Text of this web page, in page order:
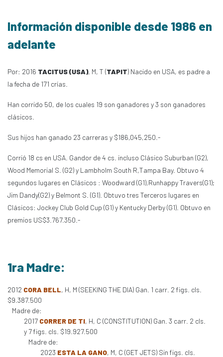
Información disponible desde 1986 en
adelante
Por: 2016 TACITUS (USA), M, T (TAPIT) Nacido en USA, es padre a
la fecha de 171 crías.
Han corrido 50, de los cuales 19 son ganadores y 3 son ganadores
clásicos.
Sus hijos han ganado 23 carreras y $186,045,250.-
Corrió 18 cs en USA. Gandor de 4 cs. incluso Clásico Suburban (G2),
Wood Memorial S. (G2) y Lambholm South R,Tampa Bay. Obtuvo 4
segundos lugares en Clásicos : Woodward (G1),Runhappy Travers(G1);
Jim Dandy(G2) y Belmont S. (G1). Obtuvo tres Terceros lugares en
Clásicos: Jockey Club Gold Cup (G1) y Kentucky Derby (G1). Obtuvo en
premios US$3.767.350.-
1ra Madre:
2012 CORA BELL, H, M (SEEKING THE DIA) Gan. 1 carr. 2 figs. cls.
$9.387.500
Madre de:
2017 CORRER DE TI, H, C (CONSTITUTION) Gan. 3 carr. 2 cls.
y 7 figs. cls. $19.927.500
Madre de:
2023 ESTA LA GANO, M, C (GET JETS) Sin figs. cls.